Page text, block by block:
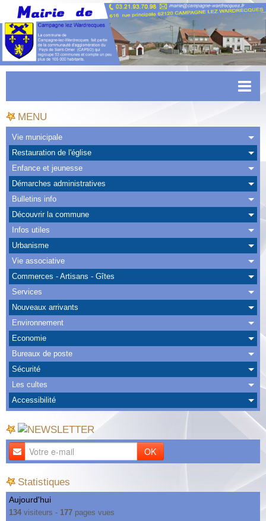
Accueil
Actualités
Facebook
CAPSO
Urbanisme
Transports
Agenda
Albums
Nous Contacter
MENU
Vie municipale
Restauration de l'église
Enfance et jeunesse
Démarches administratives
Bulletins info
Découvrir la commune
Infos utiles
Urbanisme
Vie associative
Commerces - Artisans - Gîtes
Services
Nouveaux arrivants
Environnement
Economie
Bureaux de poste
Sécurité
Les cultes
Accessibilité
OK
Statistiques
Aujourd'hui
134 visiteurs - 177 pages vues